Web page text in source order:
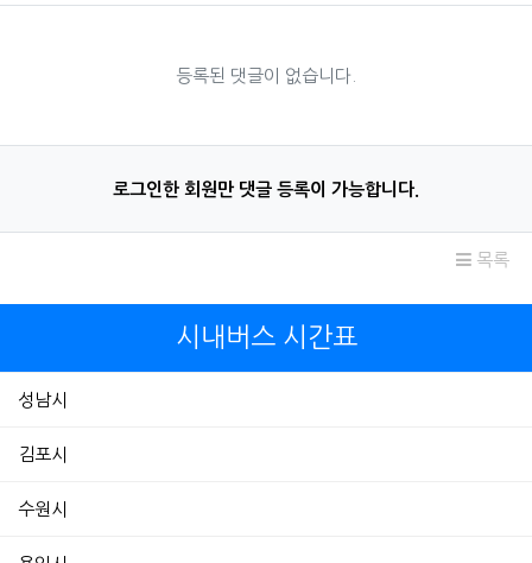
등록된 댓글이 없습니다.
로그인한 회원만 댓글 등록이 가능합니다.
목록
시내버스 시간표
성남시
김포시
수원시